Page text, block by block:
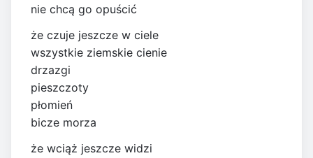
nie chcą go opuścić
że czuje jeszcze w ciele
wszystkie ziemskie cienie
drzazgi
pieszczoty
płomień
bicze morza
że wciąż jeszcze widzi